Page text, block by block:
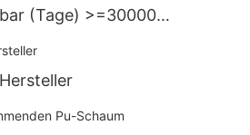
(Tage) >=30000